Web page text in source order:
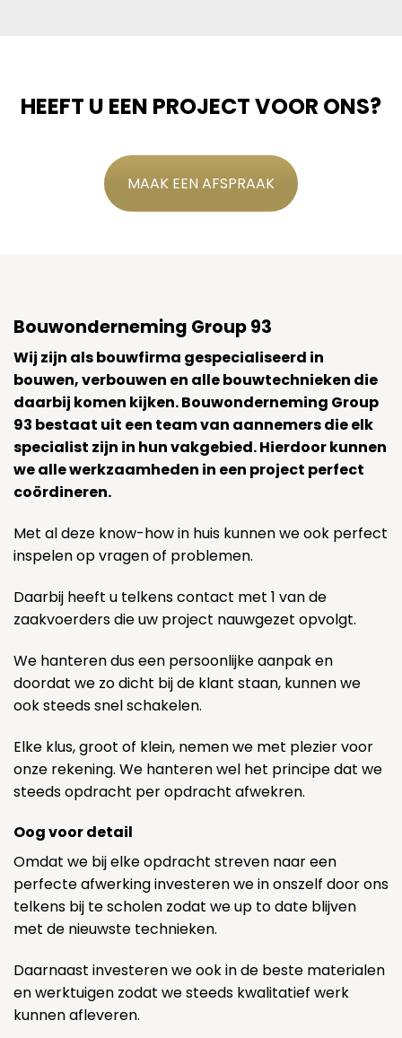
HEEFT U EEN PROJECT VOOR ONS?
MAAK EEN AFSPRAAK
Bouwonderneming Group 93
Wij zijn als bouwfirma gespecialiseerd in
bouwen, verbouwen en alle bouwtechnieken die
daarbij komen kijken. Bouwonderneming Group
93 bestaat uit een team van aannemers die elk
specialist zijn in hun vakgebied. Hierdoor kunnen
we alle werkzaamheden in een project perfect
coördineren.
Met al deze know-how in huis kunnen we ook perfect
inspelen op vragen of problemen.
Daarbij heeft u telkens contact met 1 van de
zaakvoerders die uw project nauwgezet opvolgt.
We hanteren dus een persoonlijke aanpak en
doordat we zo dicht bij de klant staan, kunnen we
ook steeds snel schakelen.
Elke klus, groot of klein, nemen we met plezier voor
onze rekening. We hanteren wel het principe dat we
steeds opdracht per opdracht afwekren.
Oog voor detail
Omdat we bij elke opdracht streven naar een
perfecte afwerking investeren we in onszelf door ons
telkens bij te scholen zodat we up to date blijven
met de nieuwste technieken.
Daarnaast investeren we ook in de beste materialen
en werktuigen zodat we steeds kwalitatief werk
kunnen afleveren.